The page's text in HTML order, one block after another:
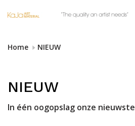
Home NIEUW
NIEUW
In één oogopslag onze